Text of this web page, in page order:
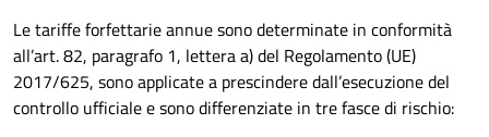
Le tariffe forfettarie annue sono determinate in conformità
all’art. 82, paragrafo 1, lettera a) del Regolamento (UE)
2017/625, sono applicate a prescindere dall’esecuzione del
controllo ufficiale e sono differenziate in tre fasce di rischio: